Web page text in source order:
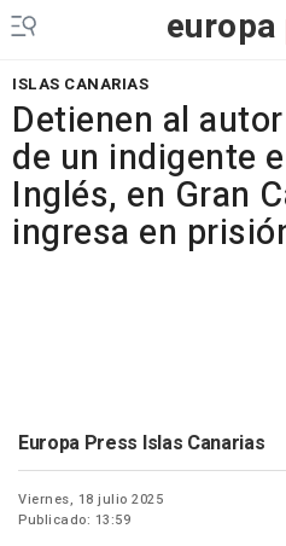
europa
ISLAS CANARIAS
Detienen al
de un indigente
Inglés, en Gran
ingresa en
Europa Press Islas Canarias
Viernes, 18 julio 2025
Publicado: 13:59